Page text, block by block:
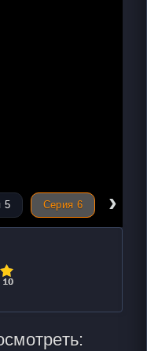
5 Серия 6 ›